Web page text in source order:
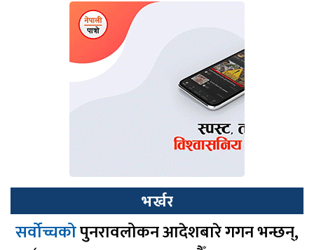
भर्खर
सर्वोच्चकोपुनरावलोकन आदेशबारे गगन भन्छन्,